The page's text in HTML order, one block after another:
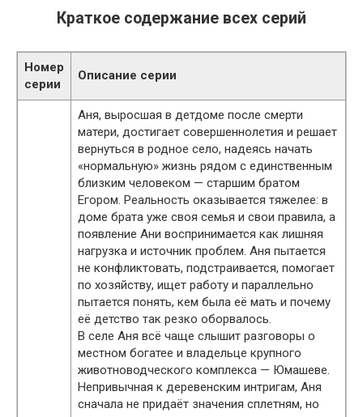
Краткое содержание всех серий
Номер
серии
Описание серии
Аня, выросшая в детдоме после смерти
матери, достигает совершеннолетия и решает
вернуться в родное село, надеясь начать
«нормальную» жизнь рядом с единственным
близким человеком — старшим братом
Егором. Реальность оказывается тяжелее: в
доме брата уже своя семья и свои правила, а
появление Ани воспринимается как лишняя
нагрузка и источник проблем. Аня пытается
не конфликтовать, подстраивается, помогает
по хозяйству, ищет работу и параллельно
пытается понять, кем была её мать и почему
её детство так резко оборвалось.
В селе Аня всё чаще слышит разговоры о
местном богатее и владельце крупного
животноводческого комплекса — Юмашеве.
Непривычная к деревенским интригам, Аня
сначала не придаёт значения сплетням, но